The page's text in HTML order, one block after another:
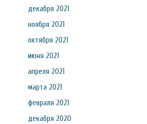
декабря 2021
ноября 2021
октября 2021
июня 2021
апреля 2021
марта 2021
февраля 2021
декабря 2020